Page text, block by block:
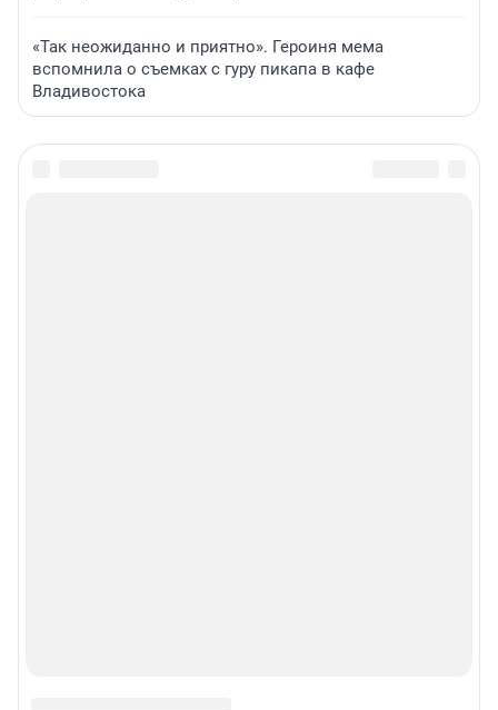
«Так неожиданно и приятно». Героиня мема
вспомнила о съемках с гуру пикапа в кафе
Владивостока